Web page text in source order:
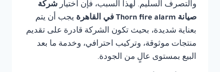
والتصرف السليم. لهذا السبب، فإن اختيار شركة
صيانة Thorn fire alarm في القاهرة
يجب أن يتم
بعناية شديدة، بحيث تكون الشركة قادرة على تقديم
منتجات موثوقة، وتركيب احترافي، وخدمة ما بعد
البيع بمستوى عالٍ من الجودة.